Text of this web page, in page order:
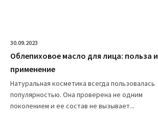
30.09.2023
Облепиховое масло для лица: польза и
применение
Натуральная косметика всегда пользовалась
популярностью. Она проверена не одним
поколением и ее состав не вызывает...